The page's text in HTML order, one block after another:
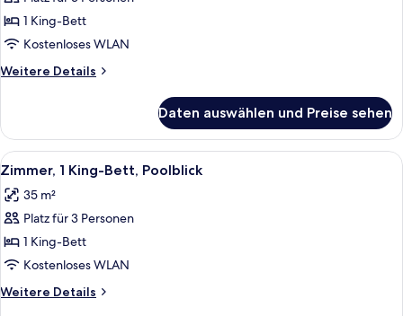
1 King-
Bett
anzeigen
1 King-Bett
Kostenloses WLAN
Weitere Details
Weitere
1 King-
Bett
Daten auswählen und Preise sehen
Alle
Fotos
für
Zimmer,
1 King-
Bett,
Poolblick
anzeigen
Ein Hotelzimmer mit Bett,
5
Zimmer, 1 King-Bett, Poolblick
35 m²
Platz für 3 Personen
1 King-Bett
Kostenloses WLAN
Weitere Details
Weitere